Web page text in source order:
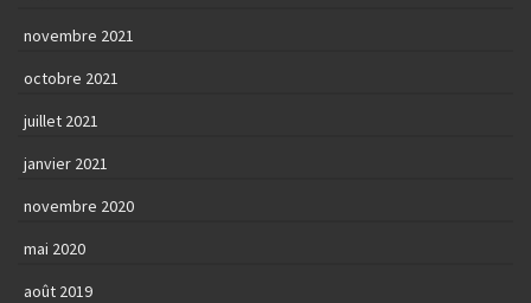
novembre 2021
octobre 2021
juillet 2021
janvier 2021
novembre 2020
mai 2020
août 2019